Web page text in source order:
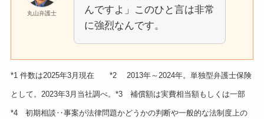
丸山弁護士
んですよ」このひと言は非常
に強烈なんです。
*1 件数は2025年3月現在 *2 2013年～2024年。単独型弁護士保険
として。2023年3月当社調べ。*3 補償額は実費相当額もしくは一部
*4 初期相談‥事案が法律問題かどうかの判断や一般的な法制度上の